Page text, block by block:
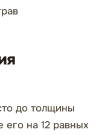
до толщины
его на 12 равных